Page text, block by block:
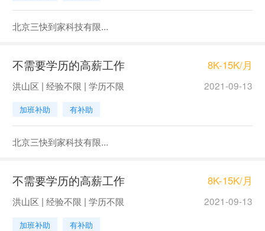
北京三快到家科技有限...
不需要学历的高薪工作 8K-15K/月
洪山区 | 经验不限 | 学历不限 2021-09-13
加班补助 有补助
北京三快到家科技有限...
不需要学历的高薪工作 8K-15K/月
洪山区 | 经验不限 | 学历不限 2021-09-13
加班补助 有补助